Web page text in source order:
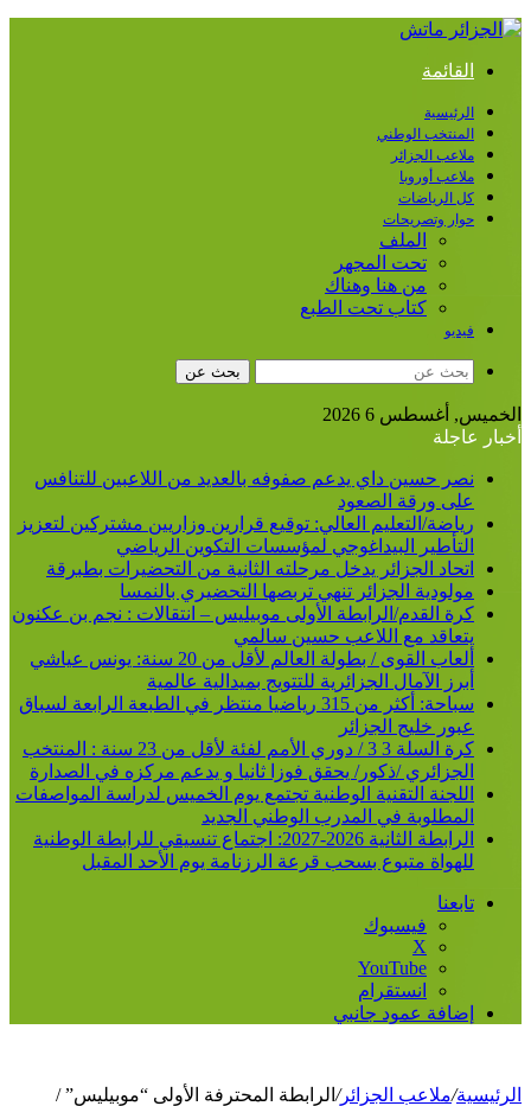
القائمة
الرئيسية
المنتخب الوطني
ملاعب الجزائر
ملاعب أوروبا
كل الرياضات
حوار وتصريحات
الملف
تحت المجهر
من هنا وهناك
كتاب تحت الطبع
فيديو
بحث عن
الخميس, أغسطس 6 2026
أخبار عاجلة
نصر حسين داي يدعم صفوفه بالعديد من اللاعبين للتنافس
على ورقة الصعود
رياضة/التعليم العالي: توقيع قرارين وزاريين مشتركين لتعزيز
التأطير البيداغوجي لمؤسسات التكوين الرياضي
اتحاد الجزائر يدخل مرحلته الثانية من التحضيرات بطبرقة
مولودية الجزائر تنهي تربصها التحضيري بالنمسا
كرة القدم/الرابطة الأولى موبيليس – انتقالات : نجم بن عكنون
يتعاقد مع اللاعب حسين سالمي
ألعاب القوى / بطولة العالم لأقل من 20 سنة: يونس عياشي
أبرز الآمال الجزائرية للتتويج بميدالية عالمية
سباحة: أكثر من 315 رياضيا منتظر في الطبعة الرابعة لسباق
عبور خليج الجزائر
كرة السلة 3 3 / دوري الأمم لفئة لأقل من 23 سنة : المنتخب
الجزائري /ذكور/ يحقق فوزا ثانيا و يدعم مركزه في الصدارة
اللجنة التقنية الوطنية تجتمع يوم الخميس لدراسة المواصفات
المطلوبة في المدرب الوطني الجديد
الرابطة الثانية 2026-2027: اجتماع تنسيقي للرابطة الوطنية
للهواة متبوع بسحب قرعة الرزنامة يوم الأحد المقبل
تابعنا
فيسبوك
‫X
‫YouTube
انستقرام
إضافة عمود جانبي
الرئيسية/ملاعب الجزائر/ الرابطة المحترفة الأولى “موبيليس” /